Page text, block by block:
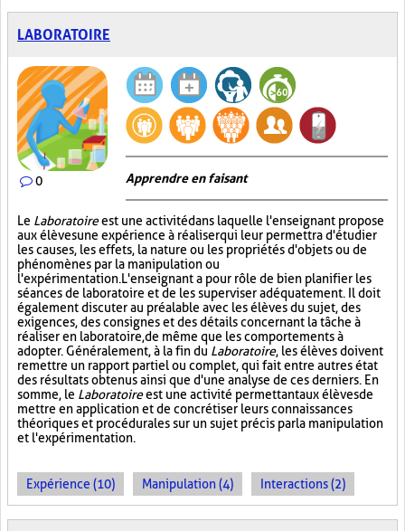
LABORATOIRE
0 Apprendre en faisant
Le Laboratoireest une activité dans laquelle l'enseignant propose
aux élèves une expérience à réaliser qui leur permettra d'étudier
les causes, les effets, la nature ou les propriétés d'objets ou de
phénomènes par la manipulation ou
l'expérimentation. L'enseignant a pour rôle de bien planifier les
séances de laboratoire et de les superviser adéquatement. Il doit
également discuter au préalable avec les élèves du sujet, des
exigences, des consignes et des détails concernant la tâche à
réaliser en laboratoire, de même que les comportements à
adopter. Généralement, à la fin du Laboratoire, les élèves doivent
remettre un rapport partiel ou complet, qui fait entre autres état
des résultats obtenus ainsi que d'une analyse de ces derniers. En
somme, le Laboratoireest une activité permettant aux élèves de
mettre en application et de concrétiser leurs connaissances
théoriques et procédurales sur un sujet précis par la manipulation
et l'expérimentation.
Expérience (10) Manipulation (4) Interactions (2)